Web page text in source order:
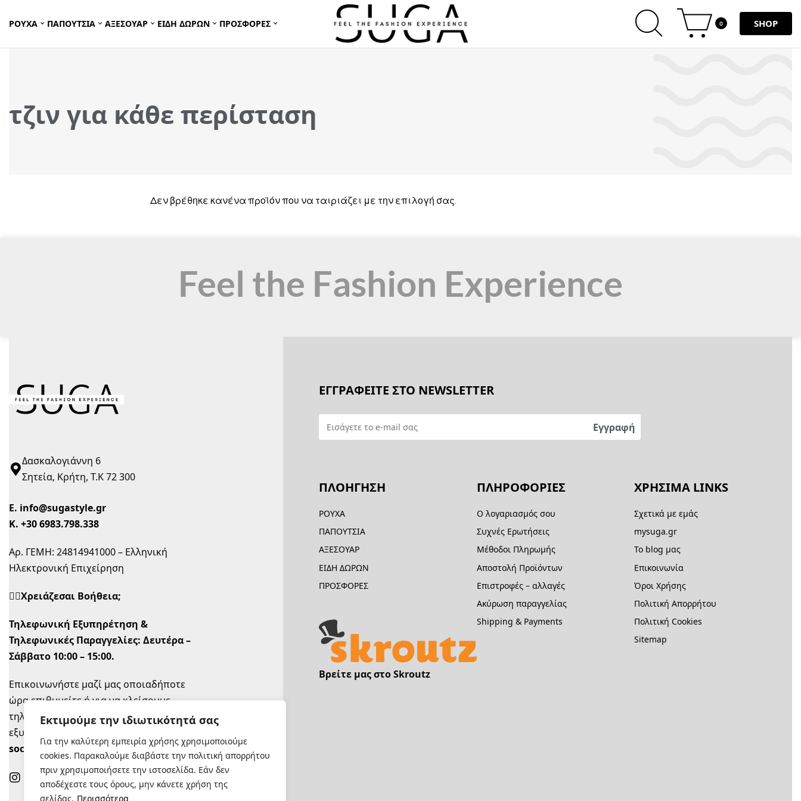
Εκτιμούμε την ιδιωτικότητά σας
Για την καλύτερη εμπειρία χρήσης χρησιμοποιούμε
cookies. Παρακαλούμε διαβάστε την πολιτική απορρήτου
πριν χρησιμοποιήσετε την ιστοσελίδα. Εάν δεν
αποδέχεστε τους όρους, μην κάνετε χρήση της
σελίδας. Περισσότερα
ΡΟΥΧΑ ΠΑΠΟΥΤΣΙΑ ΑΞΕΣΟΥΑΡ ΕΙΔΗ ΔΩΡΩΝ ΠΡΟΣΦΟΡΕΣ 0 SHOP
τζιν για κάθε περίσταση
Δεν βρέθηκε κανένα προϊόν που να ταιριάζει με την επιλογή σας.
Feel the Fashion Experience
Δασκαλογιάννη 6
Σητεία, Κρήτη, Τ.Κ 72 300
Ε. info@sugastyle.gr
Κ. +30 6983.798.338
Αρ. ΓΕΜΗ: 24814941000 – Ελληνική
Ηλεκτρονική Επιχείρηση
🙋‍♀️Χρειάζεσαι Βοήθεια;
Τηλεφωνική Εξυπηρέτηση &
Τηλεφωνικές Παραγγελίες: Δευτέρα –
Σάββατο 10:00 – 15:00.
Επικοινωνήστε μαζί μας οποιαδήποτε
ώρα επιθυμείτε ή για να κλείσουμε
τηλεφωνικό ραντεβού την ώρα που σας
εξυπηρετεί στο
social
.
ΕΓΓΡΑΦΕΙΤΕ ΣΤΟ NEWSLETTER
ΠΛΟΗΓΗΣΗ
ΡΟΥΧΑ
ΠΑΠΟΥΤΣΙΑ
ΑΞΕΣΟΥΑΡ
ΕΙΔΗ ΔΩΡΩΝ
ΠΡΟΣΦΟΡΕΣ
Βρείτε μας στο Skroutz
ΠΛΗΡΟΦΟΡΙΕΣ
Ο λογαριασμός σου
Συχνές Ερωτήσεις
Μέθοδοι Πληρωμής
Αποστολή Προϊόντων
Επιστροφές – αλλαγές
Ακύρωση παραγγελίας
Shipping & Payments
ΧΡΗΣΙΜΑ LINKS
Σχετικά με εμάς
mysuga.gr
Το blog μας
Επικοινωνία
Όροι Χρήσης
Πολιτική Απορρήτου
Πολιτική Cookies
Sitemap